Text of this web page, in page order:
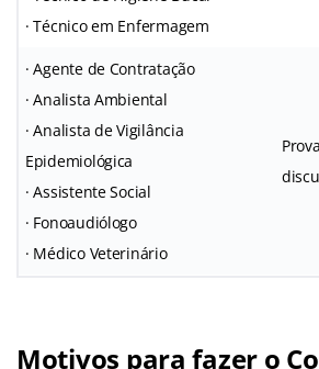
· Técnico em Enfermagem
· Agente de Contratação
· Analista Ambiental
· Analista de Vigilância
Epidemiológica
· Assistente Social
· Fonoaudiólogo
· Médico Veterinário
Motivos para fazer o